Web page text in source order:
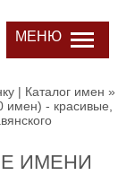
МЕНЮ
| Каталог имен »
имен) - красивые,
ИМЕНИ